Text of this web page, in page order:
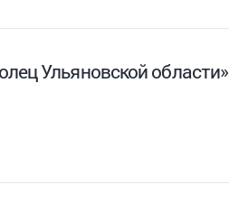
Ульяновской области»